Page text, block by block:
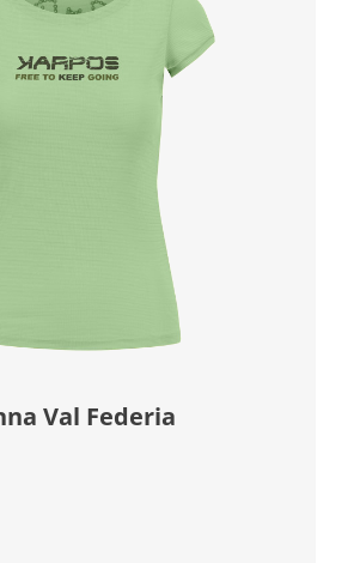
Bikeshirt donna Val Federia